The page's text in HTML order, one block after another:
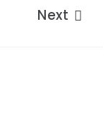
Next